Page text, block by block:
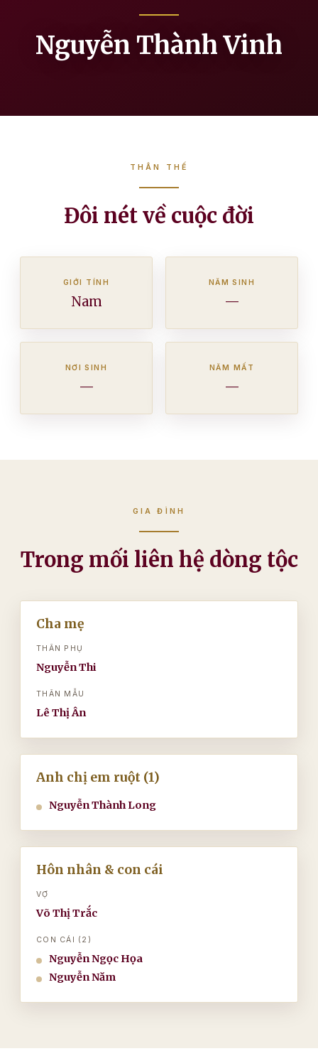
Nguyễn Thành Vinh
THÂN THẾ
Đôi nét về cuộc đời
GIỚI TÍNH
Nam
NĂM SINH
—
NƠI SINH
—
NĂM MẤT
—
GIA ĐÌNH
Trong mối liên hệ dòng tộc
Cha mẹ
THÂN PHỤ
Nguyễn Thi
THÂN MẪU
Lê Thị Ân
Anh chị em ruột (1)
Nguyễn Thành Long
Hôn nhân & con cái
VỢ
Võ Thị Trắc
CON CÁI (2)
Nguyễn Ngọc Họa
Nguyễn Năm